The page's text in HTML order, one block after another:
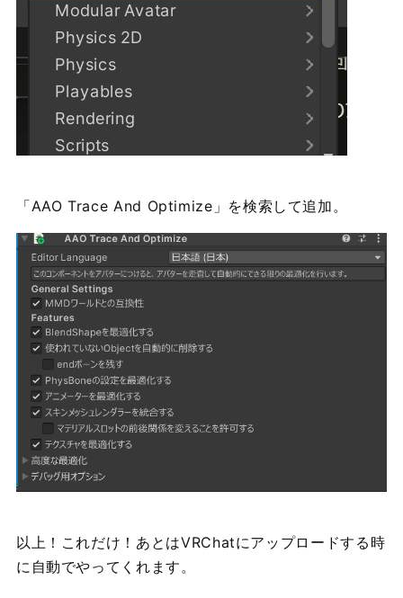
「AAO Trace And Optimize」を検索して追加。
以上！これだけ！あとはVRChatにアップロードする時
に自動でやってくれます。